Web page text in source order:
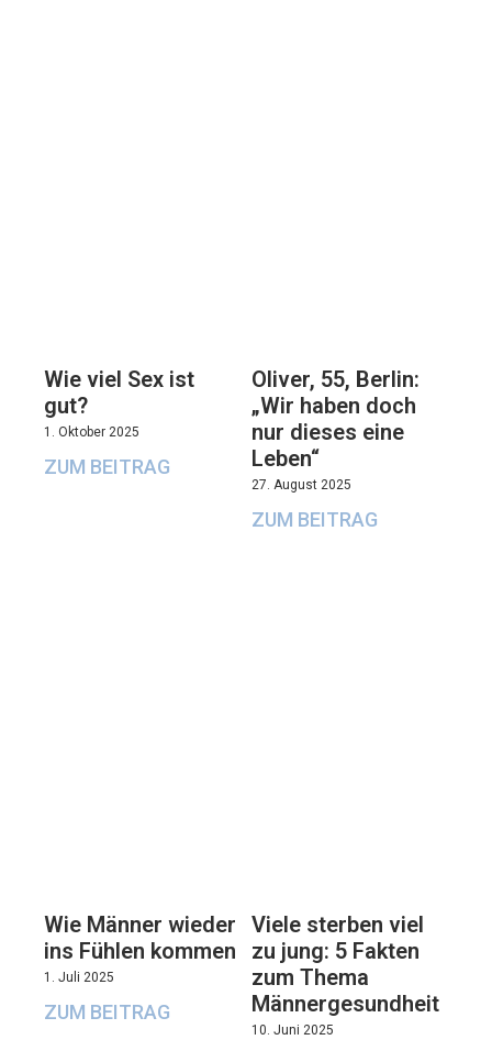
Wie viel Sex ist
gut?
1. Oktober 2025
ZUM BEITRAG
Oliver, 55, Berlin:
„Wir haben doch
nur dieses eine
Leben“
27. August 2025
ZUM BEITRAG
Wie Männer wieder
ins Fühlen kommen
1. Juli 2025
ZUM BEITRAG
Viele sterben viel
zu jung: 5 Fakten
zum Thema
Männergesundheit
10. Juni 2025